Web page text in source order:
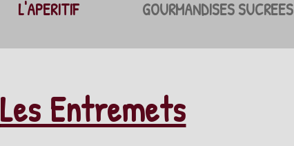
L'APERITIF GOURMANDISES SUCREES
Les Entremets